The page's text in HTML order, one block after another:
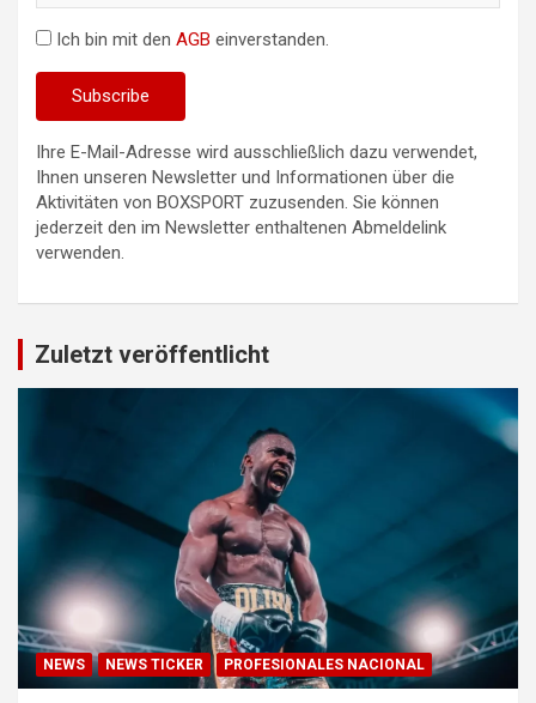
Ich bin mit den AGB einverstanden.
Ihre E-Mail-Adresse wird ausschließlich dazu verwendet,
Ihnen unseren Newsletter und Informationen über die
Aktivitäten von BOXSPORT zuzusenden. Sie können
jederzeit den im Newsletter enthaltenen Abmeldelink
verwenden.
Zuletzt veröffentlicht
NEWS NEWS TICKER PROFESIONALES NACIONAL